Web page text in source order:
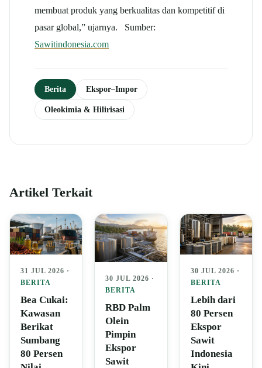
membuat produk yang berkualitas dan kompetitif di
pasar global,” ujarnya. Sumber:
Sawitindonesia.com
Berita Ekspor–Impor
Oleokimia & Hilirisasi
Artikel Terkait
31 JUL 2026 ·
BERITA
Bea Cukai:
Kawasan
Berikat
Sumbang
80 Persen
30 JUL 2026 ·
BERITA
RBD Palm
Olein
Pimpin
Ekspor
Sawit
30 JUL 2026 ·
BERITA
Lebih dari
80 Persen
Ekspor
Sawit
Indonesia